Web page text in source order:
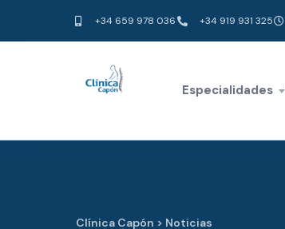
+34 659 978 036 +34 919 931 325
Especialidades
Clínica Capón > Noticias